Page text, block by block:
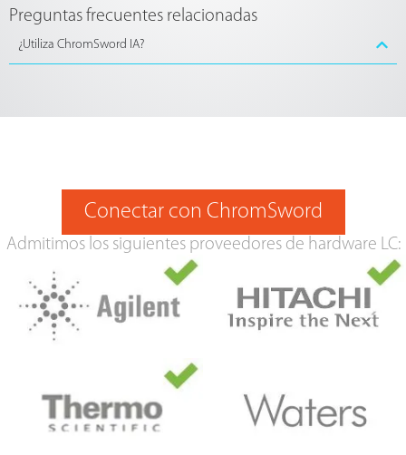
Preguntas frecuentes relacionadas
¿Utiliza ChromSword IA?
Conectar con ChromSword
Admitimos los siguientes proveedores de hardware LC: